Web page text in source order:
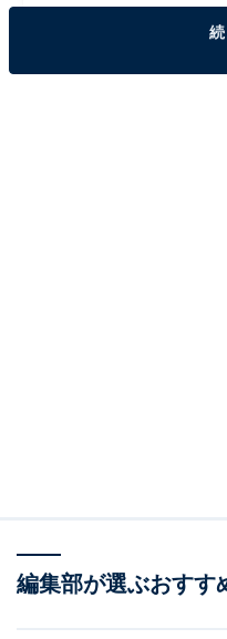
紙の中学生対象ファッシ
編集部が選ぶおすす